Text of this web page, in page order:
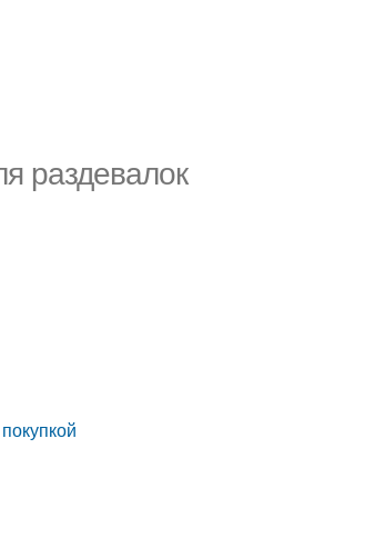
раздевалок